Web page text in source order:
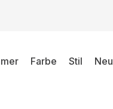
Farbe Stil Neu